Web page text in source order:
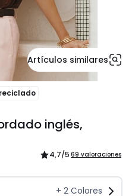
Artículos similares
inglés,
4,7/5 69 valoraciones
+ 2 Colores